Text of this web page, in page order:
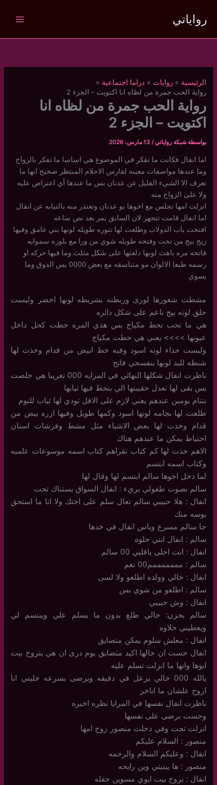
المحتوى
رواياتي
الرئيسية روايات
دراما اجتماعية
رواية الحب جمرة من لظاه انا اكتويت – الجزء 2
رواية الحب جمرة من لظاه انا
اكتويت – الجزء 2
بواسطة شبكة رواياتي/ 13 مارس، 2026
اما انفال فكانت ما تفكر في الموضوع هي اساسا ما تفكر بالزواج
وما عندها مواصفات معينه لفارس الاحلام المنتظر صحيح انها ما
تعرف الا الشيء القليل عن عدنان بس ما عندها أي اعتراض عليه
ولا على الزواج منه
انزلت امها تجلس مع اخوها بو عدنان وتعتذر منه بالنيابه عن انفال
اما انفال قامت تتجهز لان السايق بمر بعد نص ساعه
افتحت باب الدولاب وطلعت لها تنوره طويله لونها بني غامق وفيها
زيج بيج من تحت وفتحه طويله شوي من ورا مع بلوزه سموايه
فاتحه مره باهت لونها دلعتها على شكل مثلث وما فيها حركه او
رسمه طبعا الالوان مو متناسقه مع بعض 0000 بس الذوق وما
يسوي
مشطت شعورها لورى وربطته بشريطه لونها اخضر ولبست
حلق لونه بيج ناعم على شكل دائره
هي ما تحب تحط مكياج بس هذي المره حطت كحل داخل
عيونها >>>> يعني هي حطت مكياج
ولبست حذاء لونه اسود وفيه خط ابيض من قدام وخذت لها
شنطه لليد لونها بنفسجي فاتح
ناظرت انفال شكلها النهائي في المرايه 000 تغريبا هي خلصت
بس بقى لها تعدل حقيبتها الي بتحط فيها ثيابها
بتنام يومين عندهم يعني لازم على الاقل تودي لها ثياب للنوم
طلعت لها بجامه لونها اسود وكمها طويل وفيها ازره بيض من
قدام وخذت لها بعض الاشياء مثل مشط وفرشات اسنان
احتياط يمكن ما عندهم هناك
الاهم خذت لها كم كتاب تقراهم كتاب اسمه موسوعات علميه
وكتاب اسمه ابتسم
لما دخل اخوها سالم ابتسم لها وقال لها
سالم بصوت طفولي بريء : انفال السواق يستناك تحت
انفال : هلا حبيبي سالم تعال سلم على اختك ولا انا ما استحق
بوسه منك
جا سالم مسرع وباس انفال في خدها
سالم : انفال انتي حلوه
انفال : انت احلى ياقلبي 00 سالم
سالم : مممممممم00 نعم
انفال : خالي وولده اطلعو ولا لسى
سالم : اطلعو من شوي بس
انفال : وش حبيبي
سالم بحزن: خالي طلع بدون ما يسلم علي ويبتسم لي
ويعطيني حلاوه
انفال : معلش سلوم يمكن متضايق
انفال حست ان خالها اكيد متضايق يوم درى ان هي بتروح بيت
ابوها وانها ما انزلت تسلم عليه
يالله 000 خالي يزعل في دقيقه ويرضى بسرعه خليني انا
اروح علشان ما اتاخر
ناظرت انفال نفسها في المرايا نظره اخيره
وحست برضى على نفسها
انزلت تحت وفي دخلت منصور زوج امها
منصور : السلام عليكم
انفال : وعليكم السلام والرحمه
منصور : ها يبنيتي وين رايحه
انفال : بروح بيت ابوي مسوين حفله